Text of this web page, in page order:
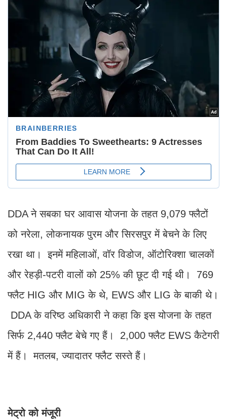
DDA ने सबका घर आवास योजना के तहत 9,079 फ्लैटों
को नरेला, लोकनायक पुरम और सिरसपुर में बेचने के लिए
रखा था। इनमें महिलाओं, वॉर विडोज, ऑटोरिक्शा चालकों
और रेहड़ी-पटरी वालों को 25% की छूट दी गई थी। 769
फ्लैट HIG और MIG के थे, EWS और LIG के बाकी थे।
DDA के वरिष्ठ अधिकारी ने कहा कि इस योजना के तहत
सिर्फ 2,440 फ्लैट बेचे गए हैं। 2,000 फ्लैट EWS कैटेगरी
में हैं। मतलब, ज्यादातर फ्लैट सस्ते हैं।
मेट्रो को मंजूरी